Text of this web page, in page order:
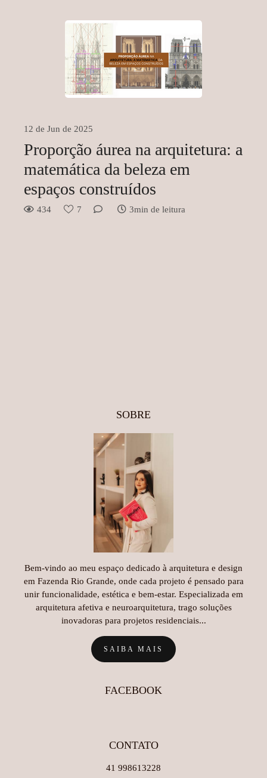
12 de Jun de 2025
Proporção áurea na arquitetura: a
matemática da beleza em
espaços construídos
434 7 3min de leitura
SOBRE
Bem-vindo ao meu espaço dedicado à arquitetura e design
em Fazenda Rio Grande, onde cada projeto é pensado para
unir funcionalidade, estética e bem-estar. Especializada em
arquitetura afetiva e neuroarquitetura, trago soluções
inovadoras para projetos residenciais...
SAIBA MAIS
FACEBOOK
CONTATO
41 998613228